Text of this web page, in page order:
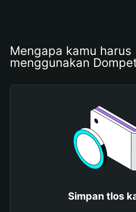
Mengapa kamu harus
menggunakan
Simpan tlos